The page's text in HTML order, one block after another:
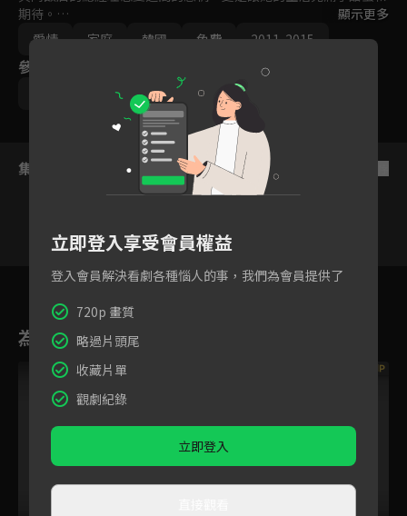
期待。
時，內心充滿恐懼與內疚感，在晴彩的堅持下，熙秀搬進了她的
家，開始了新的生活。從那時起，晴彩心愛的人和她的一切都逐漸
被熙秀所奪走，包括飯店的地位和財富，晴彩更是從繼承人淪為女
僕，為了奪回曾經的一切，晴彩對熙秀展開復仇。
顯示更多
愛情
家庭 韓國 免費 2011-2015
參與演員
王嬪娜 姜志燮 姜景晙
集數列表
5 6 7 8 9
為您推薦
VIP VIP
立即登入享受會員權益
登入會員解決看劇各種惱人的事，我們為會員提供了
720p 畫質
略過片頭尾
收藏片單
觀劇紀錄
立即登入